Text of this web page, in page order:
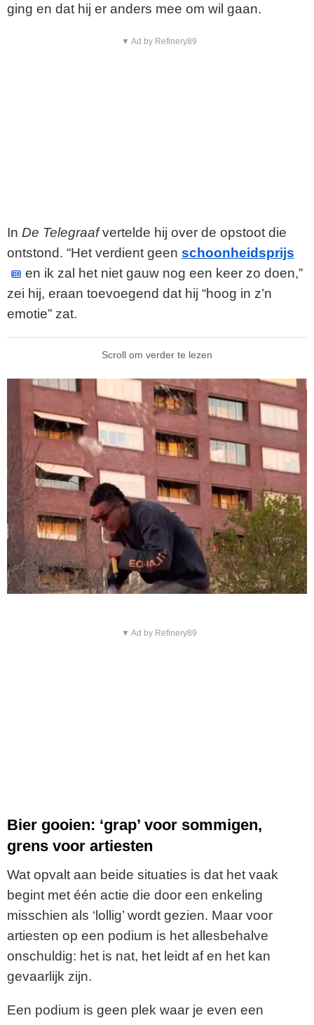
ging en dat hij er anders mee om wil gaan.
▼ Ad by Refinery89
In De Telegraafvertelde hij over de opstoot die
ontstond. “Het verdient geen schoonheidsprijs
en ik zal het niet gauw nog een keer zo doen,”
zei hij, eraan toevoegend dat hij “hoog in z’n
emotie” zat.
Scroll om verder te lezen
▼ Ad by Refinery89
Bier gooien: ‘grap’ voor sommigen,
grens voor artiesten
Wat opvalt aan beide situaties is dat het vaak
begint met één actie die door een enkeling
misschien als ‘lollig’ wordt gezien. Maar voor
artiesten op een podium is het allesbehalve
onschuldig: het is nat, het leidt af en het kan
gevaarlijk zijn.
Een podium is geen plek waar je even een